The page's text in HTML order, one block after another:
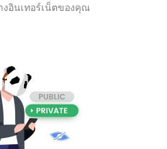
งอินเทอร์เน็ตของคุณ